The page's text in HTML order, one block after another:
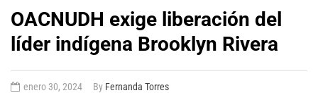
OACNUDH exige liberación del
líder indígena Brooklyn Rivera
enero 30, 2024 By Fernanda Torres